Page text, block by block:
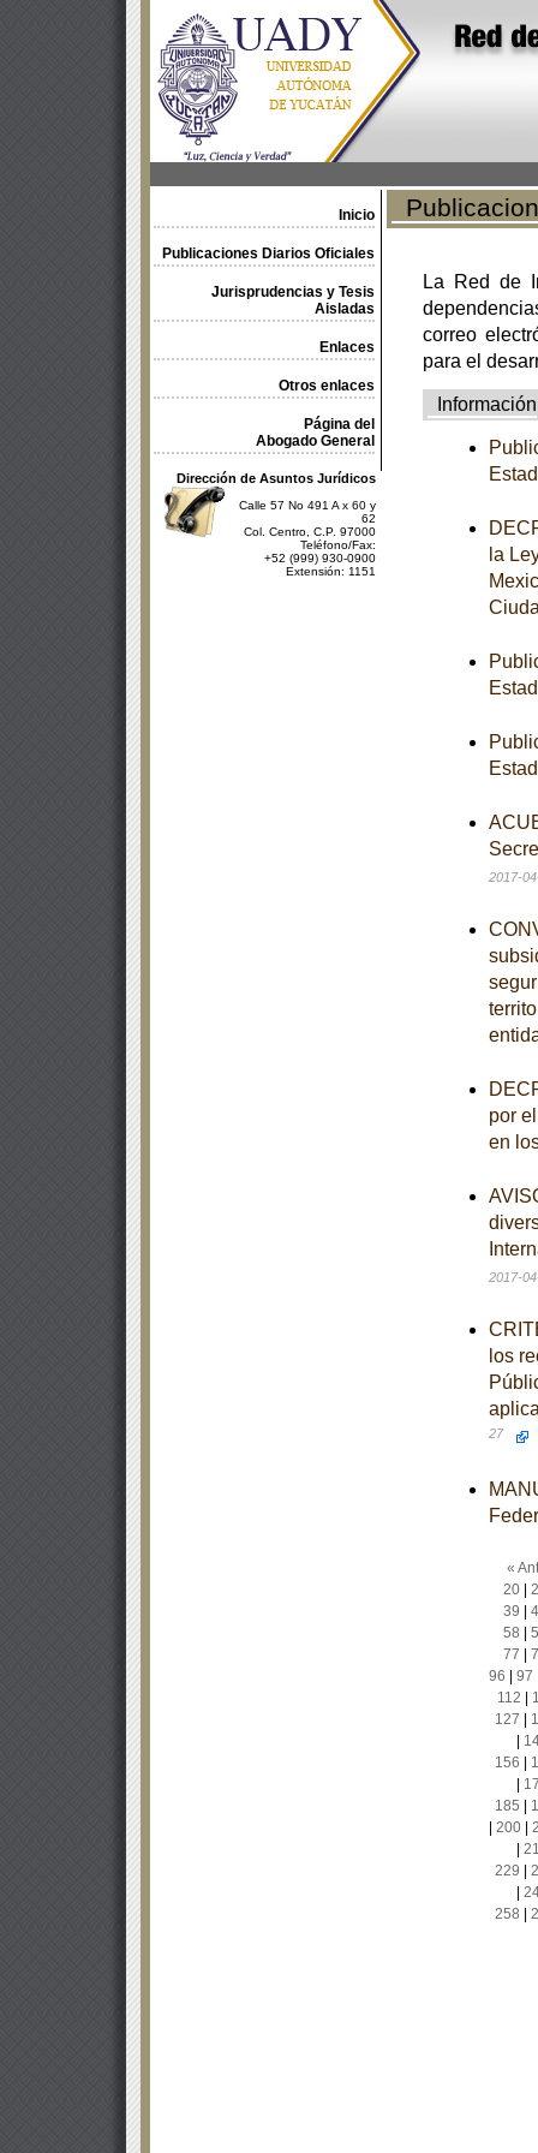
Inicio
Publicaciones Diarios Oficiales
Jurisprudencias y Tesis
Aisladas
Enlaces
Otros enlaces
Página del
Abogado General
Dirección de Asuntos Jurídicos
Calle 57 No 491 A x 60 y
62
Col. Centro, C.P. 97000
Teléfono/Fax:
+52 (999) 930-0900
Extensión: 1151
La Red de
correo
para el
Información
la
2017-
por
en
2017-
los
27
«
20|
39
58
77
96
97
112
127
156
185
200|
229
258